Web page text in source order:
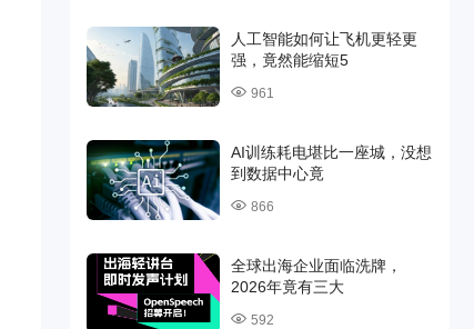
人工智能如何让飞机更轻更
强，竟然能缩短5
961
AI训练耗电堪比一座城，没想
到数据中心竟
866
全球出海企业面临洗牌，
2026年竟有三大
592